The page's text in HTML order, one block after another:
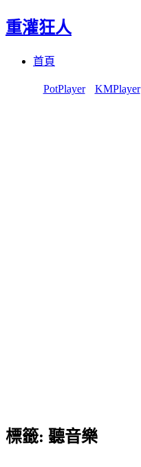
重灌狂人
首頁
PotPlayer KMPlayer
標籤: 聽音樂